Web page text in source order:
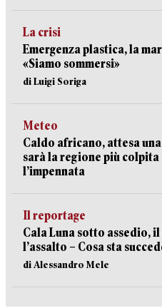
La crisi
Emergenza plastica, la
«Siamo sommersi»
di Luigi Soriga
Meteo
Caldo africano, attesa
sarà la regione più colpita
l’impennata
Il reportage
Cala Luna sotto assedio,
l’assalto – Cosa sta
di Alessandro Mele